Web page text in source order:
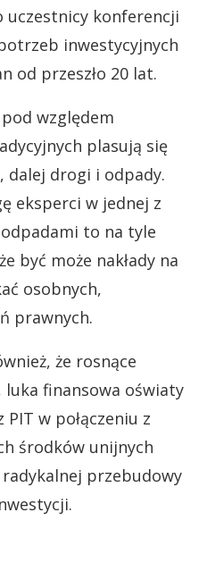
uczestnicy konferencji
inwestycyjnych
od przeszło 20 lat.
względem
plasują się
dalej drogi i odpady.
eksperci w jednej z
to na tyle
być może nakłady na
osobnych,
prawnych.
że rosnące
luka finansowa oświaty
PIT w połączeniu z
środków unijnych
przebudowy